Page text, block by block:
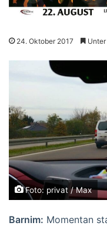
24. Oktober 2017
Foto: privat / Max
Barnim: Momentan